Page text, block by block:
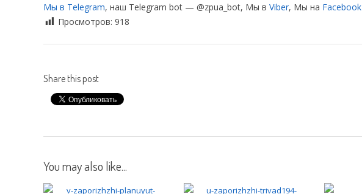
Мы в Telegram, наш Telegram bot — @zpua_bot, Мы в Viber, Мы на Facebook
Просмотров: 918
Share this post
You may also like...